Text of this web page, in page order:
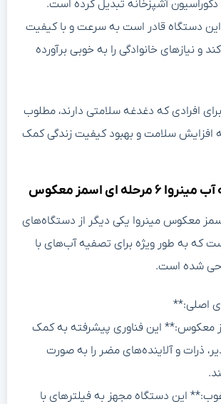
آشپزخانه تبدیل کرده است.
این دستگاه قادر است به سرعت و با کیفیت
و نیازهای خانوادگی را به خوبی برآورده
افرادی که دغدغه سلامتی دارند، مطلوب
افزایش سلامت و بهبود کیفیت زندگی کمک
ای اسمز معکوس
اسمز معکوس مینروا یکی دیگر از دستگاه‌های
که به طور ویژه برای تصفیه آب‌های با
شده است.
اصلی:**
این فناوری پیشرفته به کمک
ذرات و آلاینده‌های مضر را به صورت
این دستگاه مجهز به فیلترهای با